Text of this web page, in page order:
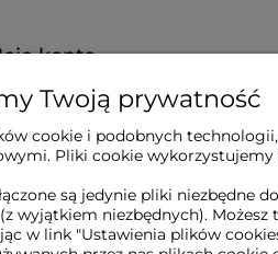
konto
konta
Twoją prywatność
cookie i podobnych
Pliki cookie
są jedynie pliki niezbędne
wyjątkiem niezbędnych).
w link "Ustawienia plików